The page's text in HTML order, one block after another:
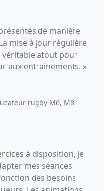
de manière
mise à jour régulière
véritable atout pour
aux entraînements. »
rugby M6, M8
à disposition, je
mes séances
des besoins